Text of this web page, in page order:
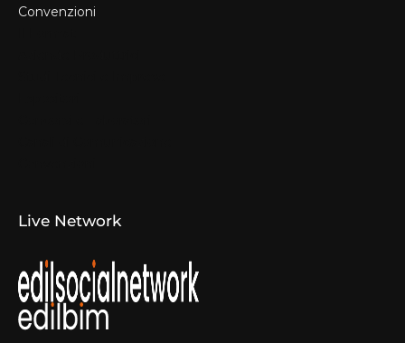
Convenzioni
Live Network